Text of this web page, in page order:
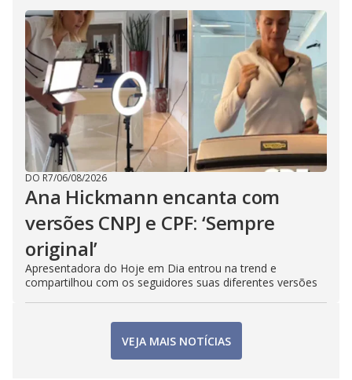
DO R7/06/08/2026
Ana Hickmann encanta com
versões CNPJ e CPF: ‘Sempre
original’
Apresentadora do Hoje em Dia entrou na trend e
compartilhou com os seguidores suas diferentes versões
VEJA MAIS NOTÍCIAS